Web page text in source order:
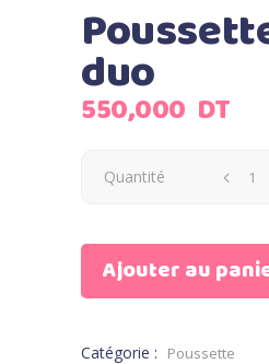
duo
550,000 DT
Quantité
Ajouter au
Catégorie : Poussette